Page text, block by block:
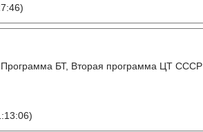
БТ, Вторая программа ЦТ СССР